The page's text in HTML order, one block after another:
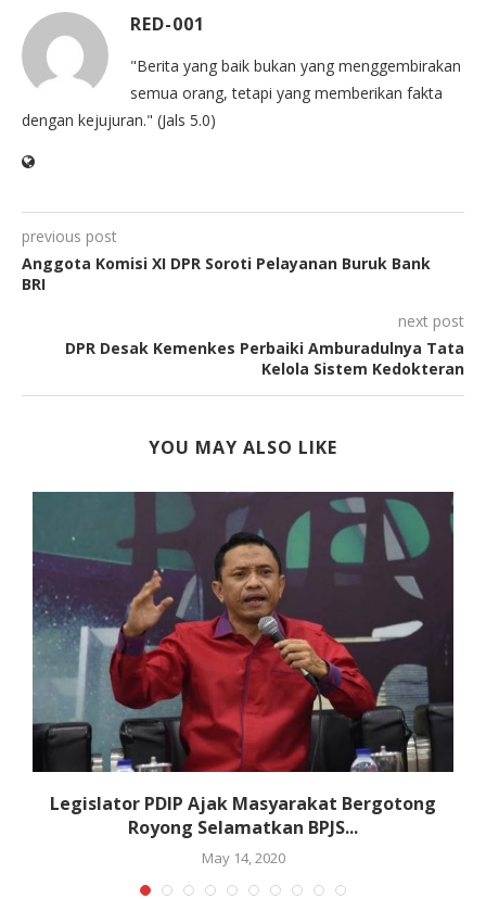
RED-001
"Berita yang baik bukan yang menggembirakan
semua orang, tetapi yang memberikan fakta
dengan kejujuran." (Jals 5.0)
previous post
Anggota Komisi XI DPR Soroti Pelayanan Buruk Bank
BRI
next post
DPR Desak Kemenkes Perbaiki Amburadulnya Tata
Kelola Sistem Kedokteran
YOU MAY ALSO LIKE
Legislator PDIP Ajak Masyarakat Bergotong
Royong Selamatkan BPJS...
May 14, 2020